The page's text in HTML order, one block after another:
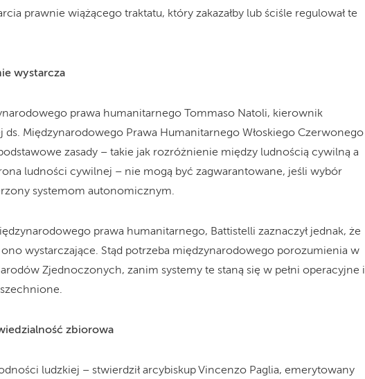
prawnie wiążącego traktatu, który zakazałby lub ściśle regulował te
wystarcza
prawa humanitarnego Tommaso Natoli, kierownik
ds. Międzynarodowego Prawa Humanitarnego Włoskiego Czerwonego
zasady – takie jak rozróżnienie między ludnością cywilną a
ludności cywilnej – nie mogą być zagwarantowane, jeśli wybór
systemom autonomicznym.
prawa humanitarnego, Battistelli zaznaczył jednak, że
wystarczające. Stąd potrzeba międzynarodowego porozumienia w
Zjednoczonych, zanim systemy te staną się w pełni operacyjne i
zbiorowa
ludzkiej – stwierdził arcybiskup Vincenzo Paglia, emerytowany